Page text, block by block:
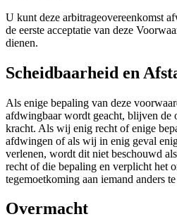
U kunt deze arbitrageovereenkomst
de eerste acceptatie van deze
dienen.
Scheidbaarheid en
Als enige bepaling van deze
afdwingbaar wordt geacht, blijven de
kracht. Als wij enig recht of enige
afdwingen of als wij in enig geval
verlenen, wordt dit niet beschouwd
recht of die bepaling en verplicht het
tegemoetkoming aan iemand anders
Overmacht